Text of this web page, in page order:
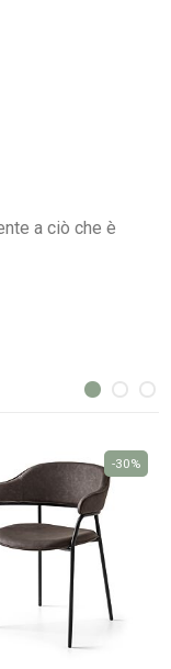
a ciò che è
-30%